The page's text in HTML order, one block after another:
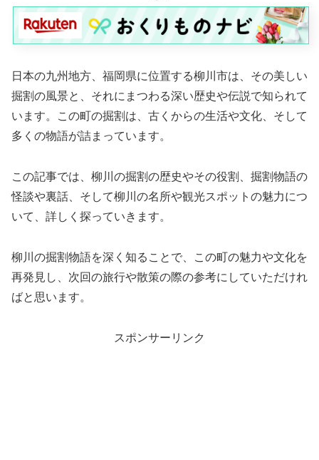
日本の九州地方、福岡県に位置する柳川市は、その美しい
掘割の風景と、それにまつわる深い歴史や伝説で知られて
います。この町の掘割は、古くからの生活や文化、そして
多くの物語が詰まっています。
この記事では、柳川の掘割の歴史やその役割、掘割物語の
怪談や裏話、そして柳川の名所や観光スポットの魅力につ
いて、詳しく探っていきます。
柳川の掘割物語を深く知ることで、この町の魅力や文化を
再発見し、次回の旅行や散策の際の参考にしていただけれ
ばと思います。
スポンサーリンク